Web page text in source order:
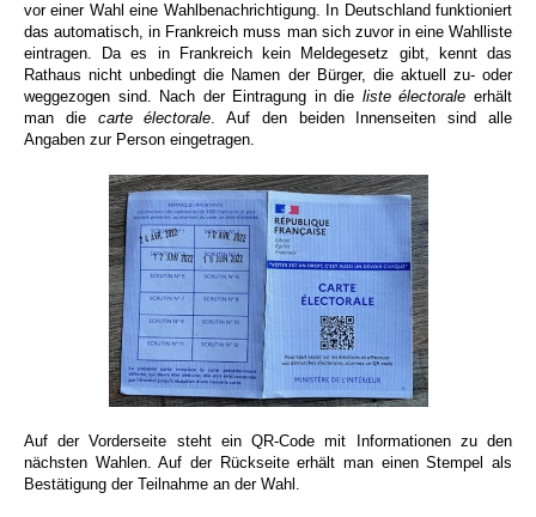
vor einer Wahl eine Wahlbenachrichtigung. In Deutschland funktioniert
das automatisch, in Frankreich muss man sich zuvor in eine Wahlliste
eintragen. Da es in Frankreich kein Meldegesetz gibt,
kennt das
Rathaus nicht unbedingt die Namen der Bürger, die aktuell zu- oder
weggezogen sind. Nach der Eintragung in die liste électorale erhält
man die carte électorale. Auf den beiden Innenseiten sind alle
Angaben zur Person eingetragen.
Auf der Vorderseite steht ein QR-Code mit Informationen zu den
nächsten Wahlen. Auf der Rückseite erhält man einen Stempel als
Bestätigung der Teilnahme an der Wahl.